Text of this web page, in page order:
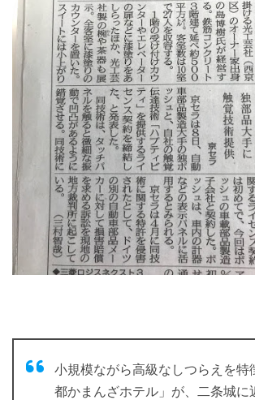
小規模ながら高級なしつらえを特
都かまんざホテル」が、二条城に